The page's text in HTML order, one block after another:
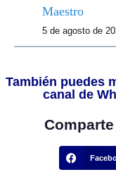
Maestro
5 de agosto de
También puedes
canal de